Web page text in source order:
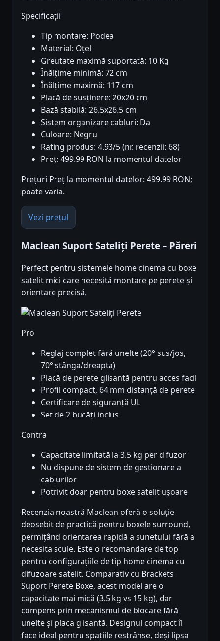
Specificații
Tip montare: Podea
Material: Oțel
Greutate maximă suportată: 10 Kg
Înălțime minimă: 72 cm
Înălțime maximă: 117 cm
Placă de susținere: 20x20 cm
Bază stabilă: 26.5x26.5 cm
Sistem organizare cabluri: Da
Culoare: Negru
Rating produs: 4.93/5 (nr. recenzii: 68)
Preț: 499.99 RON la momentul datelor
Prețuri Preț la momentul datelor: 499.99 RON;
poate varia.
Vezi prețul
Maclean Suport Sateliți Perete – Păreri
Perfect pentru sistemele home cinema cu boxe
satelit mici care necesită montare pe perete și
orientare precisă.
Pro
Reglaj complet fără unelte (20° sus/jos,
70° stânga/dreapta)
Placă de perete glisantă pentru acces facil
Profil compact, 64 mm distanță de perete
Certificare de siguranță UL
Set de 2 bucăți inclus
Contra
Capacitate limitată la 3.5 kg per difuzor
Nu dispune de sistem de gestionare a
cablurilor
Potrivit doar pentru boxe satelit ușoare
Recenzia noastră Maclean oferă o soluție
deosebit de practică pentru boxele surround,
permițând orientarea rapidă a sunetului fără a
necesita scule. Este o recomandare de top
pentru configurațiile de tip home cinema cu
difuzoare satelit. Comparativ cu Brackets
Suport Perete Boxe, acest model are o
capacitate mai mică (3.5 kg vs 15 kg), dar
compens prin mecanismul de blocare fără
unelte și placa glisantă. Designul compact îl
face ideal pentru spațiile restrânse, deși lipsa